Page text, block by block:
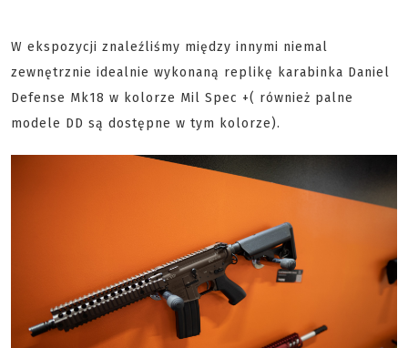
W ekspozycji znaleźliśmy między innymi niemal
zewnętrznie idealnie wykonaną replikę karabinka Daniel
Defense Mk18 w kolorze Mil Spec +( również palne
modele DD są dostępne w tym kolorze).